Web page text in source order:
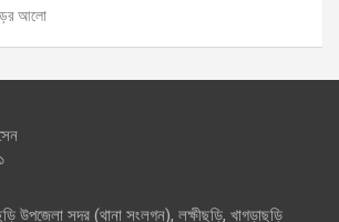
আলো
উপজেলা সদর (থানা সংলগ্ন), লক্ষীছড়ি, খাগড়াছড়ি